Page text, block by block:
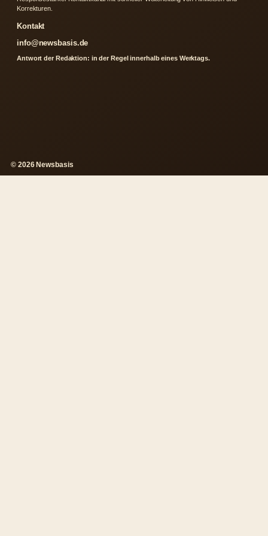
Korrekturen.
Kontakt
info@newsbasis.de
Antwort der Redaktion: in der Regel innerhalb eines Werktags.
© 2026 Newsbasis